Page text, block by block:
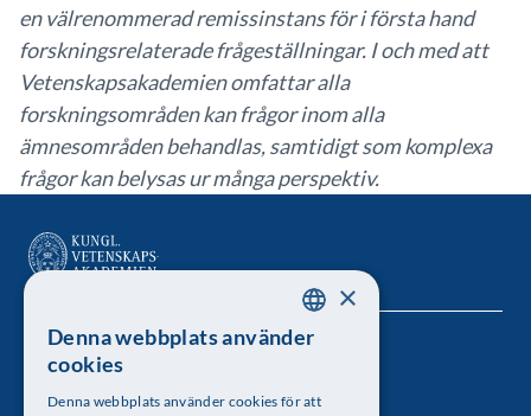
en välrenommerad remissinstans för i första hand
forskningsrelaterade frågeställningar. I och med att
Vetenskapsakademien omfattar alla
forskningsområden kan frågor inom alla
ämnesområden behandlas, samtidigt som komplexa
frågor kan belysas ur många perspektiv.
Kungl. Vetenskapsakademien
Besöksadress: Lilla Frescativägen 4A
SWEDISH
×
Denna webbplats använder
cookies
Denna webbplats använder cookies för att